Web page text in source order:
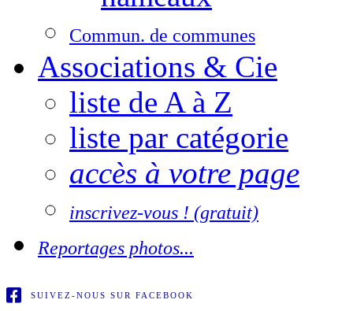
Commun. de communes
Associations & Cie
liste de A à Z
liste par catégorie
accès à votre page
inscrivez-vous ! (gratuit)
Reportages photos...
SUIVEZ-NOUS SUR FACEBOOK